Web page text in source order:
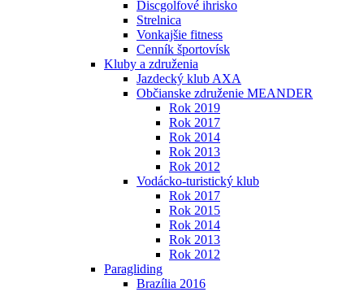
Discgolfové ihrisko
Strelnica
Vonkajšie fitness
Cenník športovísk
Kluby a združenia
Jazdecký klub AXA
Občianske združenie MEANDER
Rok 2019
Rok 2017
Rok 2014
Rok 2013
Rok 2012
Vodácko-turistický klub
Rok 2017
Rok 2015
Rok 2014
Rok 2013
Rok 2012
Paragliding
Brazília 2016